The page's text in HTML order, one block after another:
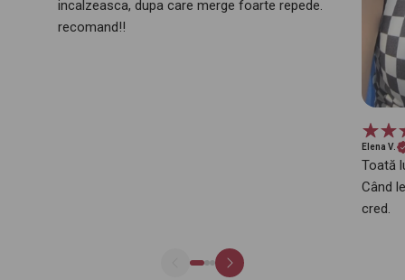
incalzeasca, dupa care merge foarte repede.
recomand!!
Elena V.
Toată
Când
cred.